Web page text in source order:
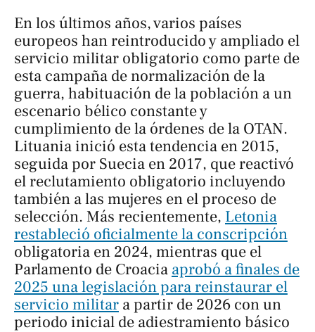
En los últimos años, varios países
europeos han reintroducido y ampliado el
servicio militar obligatorio como parte de
esta campaña de normalización de la
guerra, habituación de la población a un
escenario bélico constante y
cumplimiento de la órdenes de la OTAN.
Lituania inició esta tendencia en 2015,
seguida por Suecia en 2017, que reactivó
el reclutamiento obligatorio incluyendo
también a las mujeres en el proceso de
selección. Más recientemente, Letonia
restableció oficialmente la conscripción
obligatoria en 2024, mientras que el
Parlamento de Croacia aprobó a finales de
2025 una legislación para reinstaurar el
servicio militar a partir de 2026 con un
periodo inicial de adiestramiento básico